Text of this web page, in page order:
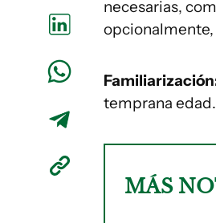
necesarias,
opcionalmente,
temprana
MÁS